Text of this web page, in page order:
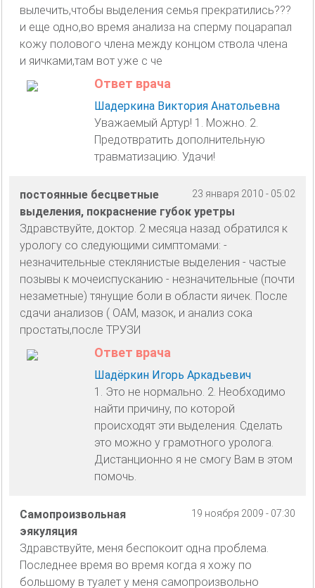
вылечить,чтобы выделения семья прекратились???
и еще одно,во время анализа на сперму поцарапал
кожу полового члена между концом ствола члена
и яичками,там вот уже с че
Ответ врача
Шадеркина Виктория Анатольевна
Уважаемый Артур! 1. Можно. 2.
Предотвратить дополнительную
травматизацию. Удачи!
23 января 2010 - 05:02
постоянные бесцветные
выделения, покраснение губок уретры
Здравствуйте, доктор. 2 месяца назад обратился к
урологу со следующими симптомами: -
незначительные стеклянистые выделения - частые
позывы к мочеиспусканию - незначительные (почти
незаметные) тянущие боли в области яичек. После
сдачи анализов ( ОАМ, мазок, и анализ сока
простаты,после ТРУЗИ
Ответ врача
Шадёркин Игорь Аркадьевич
1. Это не нормально. 2. Необходимо
найти причину, по которой
происходят эти выделения. Сделать
это можно у грамотного уролога.
Дистанционно я не смогу Вам в этом
помочь.
19 ноября 2009 - 07:30
Самопроизвольная
эякуляция
Здравствуйте, меня беспокоит одна проблема.
Последнее время во время когда я хожу по
большому в туалет у меня самопроизвольно